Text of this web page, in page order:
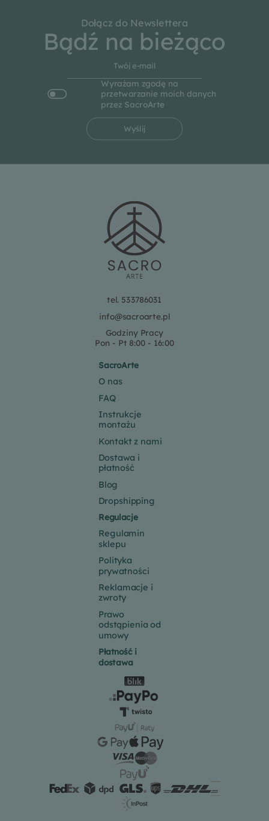
Dołącz do Newslettera
Bądź na bieżąco
Wyrażam zgodę na
przetwarzanie moich danych
przez SacroArte
Wyślij
tel. 533786031
info@sacroarte.pl
Godziny Pracy
Pon - Pt 8:00 - 16:00
SacroArte
O nas
FAQ
Instrukcje
montażu
Kontakt z nami
Dostawa i
płatność
Blog
Dropshipping
Regulacje
Regulamin
sklepu
Polityka
prywatności
Reklamacje i
zwroty
Prawo
odstąpienia od
umowy
Płatność i
dostawa